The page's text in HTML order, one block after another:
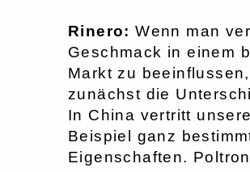
Rinero: Wenn man
Geschmack in einem
Markt zu
zunächst die
In China vertritt
Beispiel ganz
Eigenschaften.